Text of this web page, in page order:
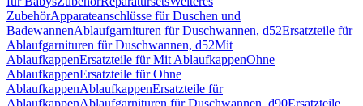
ZubehörApparateanschlüsse für Duschen und
BadewannenAblaufgarnituren für Duschwannen, d52Ersatzteile für
Ablaufgarnituren für Duschwannen, d52Mit
AblaufkappenErsatzteile für Mit AblaufkappenOhne
AblaufkappenErsatzteile für Ohne
AblaufkappenAblaufkappenErsatzteile für
AblaufkappenAblaufgarnituren für Duschwannen, d90Ersatzteile